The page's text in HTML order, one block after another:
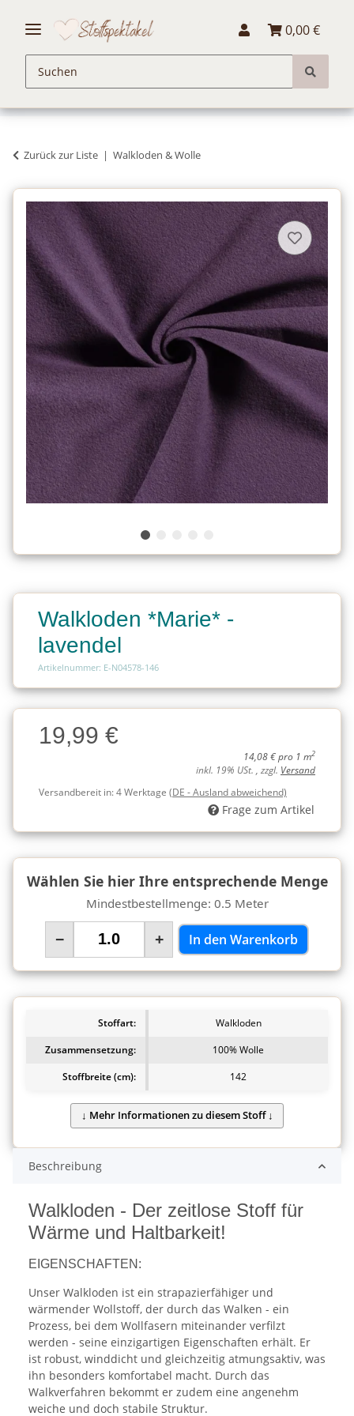
0,00 €
Zurück zur Liste Walkloden & Wolle
Walkloden *Marie* -
lavendel
Artikelnummer: E-N04578-146
Charge
Charge19,99 €
14,08 € pro 1 m2
inkl. 19% USt. , zzgl. Versand
Versandbereit in:4 Werktage (DE - Ausland abweichend)
Frage zum Artikel
Wählen Sie hier Ihre entsprechende Menge
Mindestbestellmenge: 0.5 Meter
− + In den Warenkorb
Stoffart:
Walkloden
Zusammensetzung:
100% Wolle
Stoffbreite (cm):
142
Beschreibung
Walkloden - Der zeitlose Stoff für
Wärme und Haltbarkeit!
EIGENSCHAFTEN:
Unser Walkloden ist ein strapazierfähiger und
wärmender Wollstoff, der durch das Walken - ein
Prozess, bei dem Wollfasern miteinander verfilzt
werden - seine einzigartigen Eigenschaften erhält. Er
ist robust, winddicht und gleichzeitig atmungsaktiv, was
ihn besonders komfortabel macht. Durch das
Walkverfahren bekommt er zudem eine angenehm
weiche und doch stabile Struktur.